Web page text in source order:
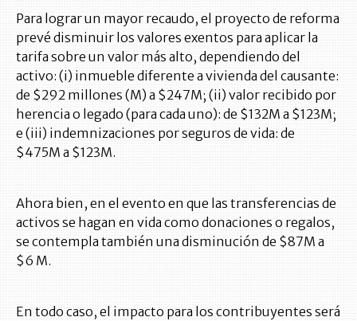
Para lograr un mayor recaudo, el proyecto de reforma
prevé disminuir los valores exentos para aplicar la
tarifa sobre un valor más alto, dependiendo del
activo: (i) inmueble diferente a vivienda del causante:
de $292 millones (M) a $247M; (ii) valor recibido por
herencia o legado (para cada uno): de $132M a $123M;
e (iii) indemnizaciones por seguros de vida: de
$475M a $123M.
Ahora bien, en el evento en que las transferencias de
activos se hagan en vida como donaciones o regalos,
se contempla también una disminución de $87M a
$6 M.
En todo caso, el impacto para los contribuyentes será